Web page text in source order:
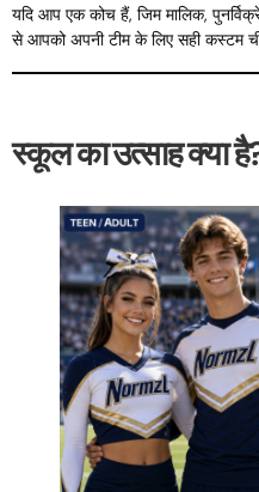
यदि आप एक कोच हैं, जिम मालिक,
से आपको अपनी टीम के लिए सही कस्टम
स्कूल का उत्साह क्या